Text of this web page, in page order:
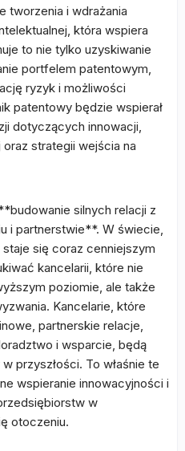
tworzenia i wdrażania
która wspiera
to nie tylko uzyskiwanie
portfelem patentowym,
ryzyk i możliwości
patentowy będzie wspierał
dotyczących innowacji,
strategii wejścia na
silnych relacji z
i partnerstwie**. W świecie,
się coraz cenniejszym
kancelarii, które nie
poziomie, ale także
Kancelarie, które
partnerskie relacje,
i wsparcie, będą
przyszłości. To właśnie te
wspieranie innowacyjności i
w
otoczeniu.